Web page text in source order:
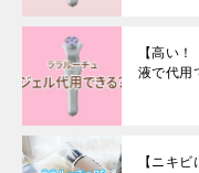
【高い
液で代用
【ニキ